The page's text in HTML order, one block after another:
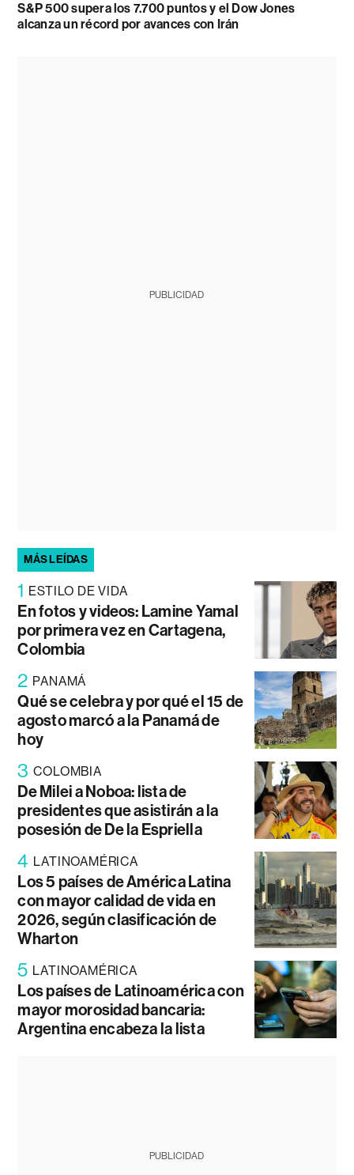
S&P 500 supera los 7.700 puntos y el Dow Jones
alcanza un récord por avances con Irán
PUBLICIDAD
MÁS LEÍDAS
1 ESTILO DE VIDA
En fotos y videos: Lamine Yamal
por primera vez en Cartagena,
Colombia
2 PANAMÁ
Qué se celebra y por qué el 15 de
agosto marcó a la Panamá de
hoy
3 COLOMBIA
De Milei a Noboa: lista de
presidentes que asistirán a la
posesión de De la Espriella
4 LATINOAMÉRICA
Los 5 países de América Latina
con mayor calidad de vida en
2026, según clasificación de
Wharton
5 LATINOAMÉRICA
Los países de Latinoamérica con
mayor morosidad bancaria:
Argentina encabeza la lista
PUBLICIDAD